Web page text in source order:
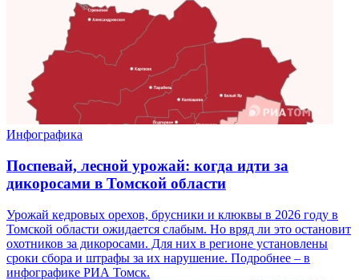
Инфографика
Поспевай, лесной урожай: когда идти за
дикоросами в Томской области
Урожай кедровых орехов, брусники и клюквы в 2026 году в
Томской области ожидается слабым. Но вряд ли это остановит
охотников за дикоросами. Для них в регионе установлены
сроки сбора и штрафы за их нарушение. Подробнее – в
инфографике РИА Томск.